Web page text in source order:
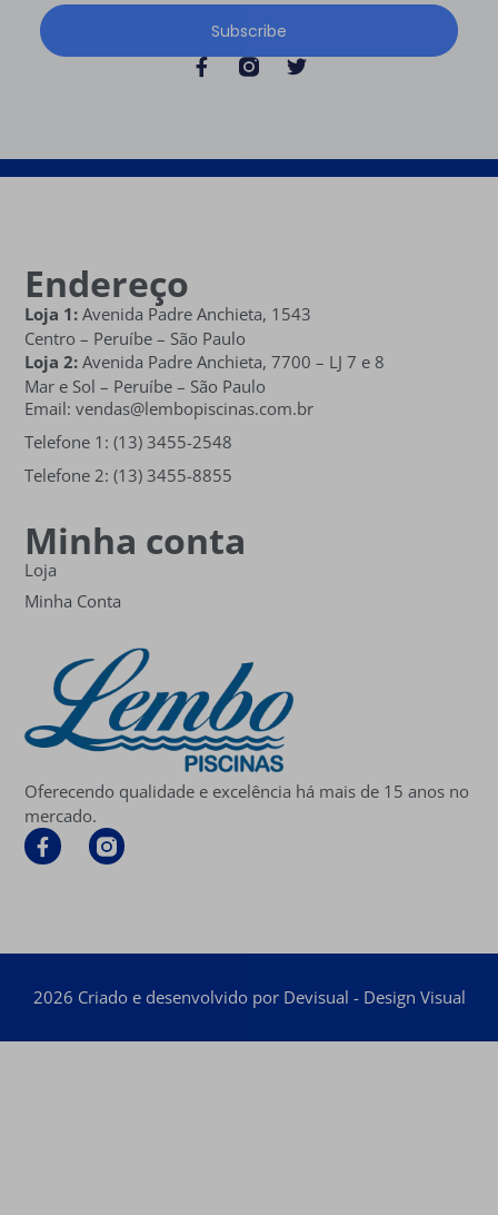
Subscribe
Oferecendo qualidade e excelência há mais de 15 anos no
mercado.
Minha conta
Loja
Minha Conta
Endereço
Loja 1: Avenida Padre Anchieta, 1543
Centro – Peruíbe – São Paulo
Loja 2: Avenida Padre Anchieta,7700 – LJ 7 e 8
Mar e Sol – Peruíbe – São Paulo
Email: vendas@lembopiscinas.com.br
Telefone 1: (13) 3455-2548
Telefone 2: (13) 3455-8855
2026 Criado e desenvolvido por Devisual - Design Visual